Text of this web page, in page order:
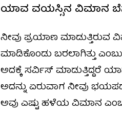
ಯಾವ ವಯಸ್ಸಿನ ವಿಮಾನ
ನೀವು ಪ್ರಯಾಣ ಮಾಡುತ್ತಿರುವ
ಮಾಡಿಕೊಂಡು ಬರಲಾಗಿತ್ತು
ಅದಕ್ಕೆ ಸರ್ವಿಸ್ ಮಾಡುತ್ತಿದ್ದರೆ
ಅದನ್ನು ಏರುವಾಗ ನೀವು
ಅವು ಎಷ್ಟು ಹಳೆಯ ವಿಮಾನ